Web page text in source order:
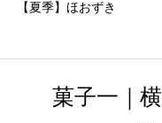
【夏季】ほおずき
菓子一｜